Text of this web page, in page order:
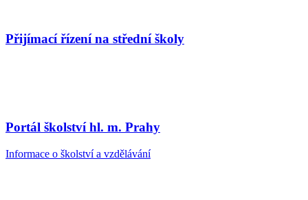
Přijímací řízení na střední školy
Portál školství hl. m. Prahy
Informace o školství a vzdělávání